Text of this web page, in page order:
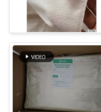
पानी
कपड़ा